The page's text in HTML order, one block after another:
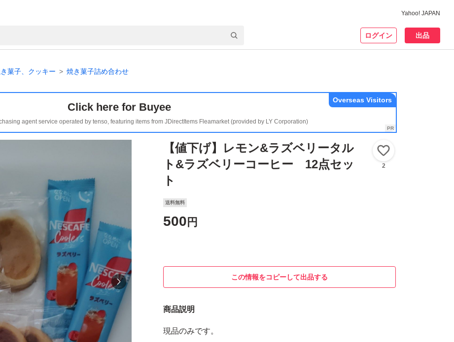
Yahoo! JAPAN
ログイン 出品
菓子、クッキー 焼き菓子詰め合わせ
Click here for Buyee
agent service operated by tenso, featuring items from JDirectItems Fleamarket (provided by LY Corporation)
Overseas Visitors
【値下げ】レモン&ラズベリータル
ト&ラズベリーコーヒー 12点セッ
ト
2
送料無料
500 円
この情報をコピーして出品する
商品説明
現品のみです。